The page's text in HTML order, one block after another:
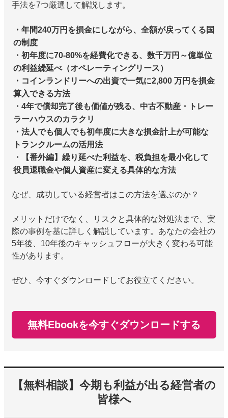
手法を7つ厳選して解説します。
・年間240万円を損金にしながら、全額が戻ってくる国
の制度
・初年度に70-80%を経費化できる、数千万円～億単位
の利益繰延べ（オペレーティングリース）
・コインランドリーへの出資で一気に2,800 万円を損金
算入できる方法
・4年で償却完了後も価値が残る、中古不動産・トレー
ラーハウスのカラクリ
・法人でも個人でも初年度に大きな損金計上が可能な
トランクルームの活用法
・【番外編】繰り延べた利益を、税負担を最小化して
役員退職金や個人資産に変える具体的な方法
なぜ、成功している経営者はこの方法を選ぶのか？
メリットだけでなく、リスクと具体的な対処法まで、実
際の事例を基に詳しく解説しています。あなたの会社の
5年後、10年後のキャッシュフローが大きく変わる可能
性があります。
ぜひ、今すぐダウンロードしてお役立てください。
無料Ebookを今すぐダウンロードする
【無料相談】今期も利益が出る経営者の
皆様へ